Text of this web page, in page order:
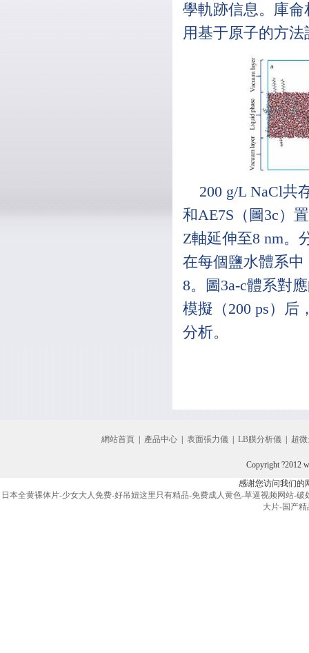
學軌跡信息。庫
用基于原子的方法
200 g/L NaCl共
和AE7S（圖3c）
Z軸延伸至8 nm。
在每個鹽水體系中
8。圖3a-c體系對
模擬（200 ps）后
分析。
網站首頁 | 產品中心 | 表面張力儀 | LB膜分析儀 | 超
Copyright ?2012
感谢您访问我们的
日本全黄裸体片-少女大人免费-好吊妞这里只有精品-免费成人黄色-草逼视频网站-
大片-国产